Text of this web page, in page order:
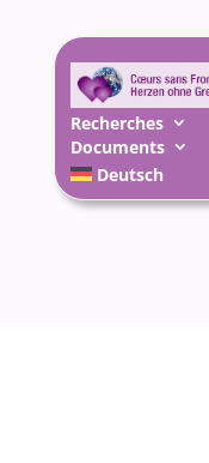
Recherches
Documents
Deutsch